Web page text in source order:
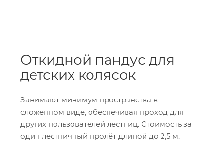
Откидной пандус для
детских колясок
Занимают минимум пространства в
сложенном виде, обеспечивая проход для
других пользователей лестниц. Стоимость за
один лестничный пролёт длиной до 2,5 м.